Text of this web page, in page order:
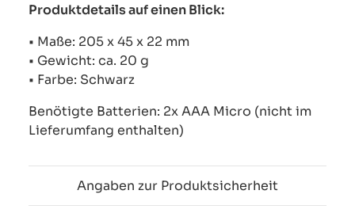
Produktdetails auf einen Blick:
• Maße: 205 x 45 x 22 mm
• Gewicht: ca. 20 g
• Farbe: Schwarz
Benötigte Batterien: 2x AAA Micro (nicht im
Lieferumfang enthalten)
Angaben zur Produktsicherheit